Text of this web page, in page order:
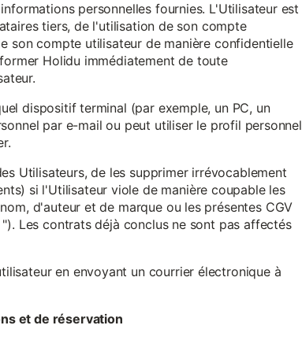
personnelles fournies. L'Utilisateur est
tiers, de l'utilisation de son compte
son compte utilisateur de manière confidentielle
Holidu immédiatement de toute
dispositif terminal (par exemple, un PC, un
par e-mail ou peut utiliser le profil personnel
Utilisateurs, de les supprimer irrévocablement
si l'Utilisateur viole de manière coupable les
d'auteur et de marque ou les présentes CGV
Les contrats déjà conclus ne sont pas affectés
en envoyant un courrier électronique à
et de réservation